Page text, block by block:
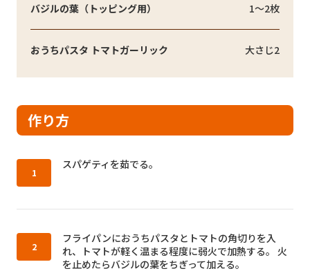
バジルの葉（トッピング用） 1～2枚
おうちパスタ トマトガーリック 大さじ2
作り方
作り方1：
スパゲティを茹でる。
作り方2：
フライパンにおうちパスタとトマトの角切りを入
れ、トマトが軽く温まる程度に弱火で加熱する。 火
を止めたらバジルの葉をちぎって加える。